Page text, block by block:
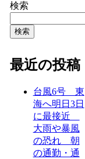
検索
検索
最近の投稿
台風6号 東
海へ明日3日
に最接近
大雨や暴風
の恐れ 朝
の通勤・通